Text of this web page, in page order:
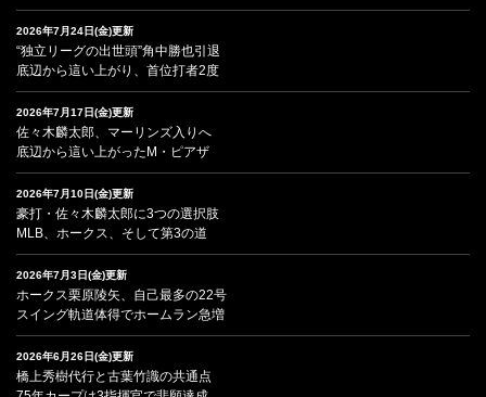
2026年7月24日(金)更新
“独立リーグの出世頭”角中勝也引退
底辺から這い上がり、首位打者2度
2026年7月17日(金)更新
佐々木麟太郎、マーリンズ入りへ
底辺から這い上がったM・ピアザ
2026年7月10日(金)更新
豪打・佐々木麟太郎に3つの選択肢
MLB、ホークス、そして第3の道
2026年7月3日(金)更新
ホークス栗原陵矢、自己最多の22号
スイング軌道体得でホームラン急増
2026年6月26日(金)更新
橋上秀樹代行と古葉竹識の共通点